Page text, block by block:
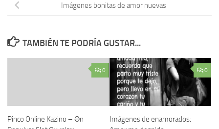
Imágenes bonitas de amor nuevas
TAMBIÉN TE PODRÍA GUSTAR...
0
Pinco Online Kazino – Ən
0
Imágenes de enamorados: